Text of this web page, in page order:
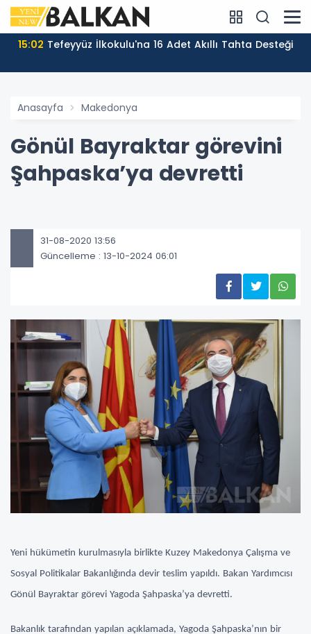
15:02 Tefeyyüz İlkokulu'na 16 Adet Akıllı Tahta Desteği
Anasayfa Makedonya
Gönül Bayraktar görevini
Şahpaska’ya devretti
31-08-2020 13:56
Güncelleme : 13-10-2024 06:01
Yeni hükümetin kurulmasıyla birlikte Kuzey Makedonya Çalışma ve
Sosyal Politikalar Bakanlığında devir teslim yapıldı. Bakan Yardımcısı
Gönül Bayraktar görevi Yagoda Şahpaska’ya devretti.
Bakanlık tarafından yapılan açıklamada, Yagoda Şahpaska’nın bir